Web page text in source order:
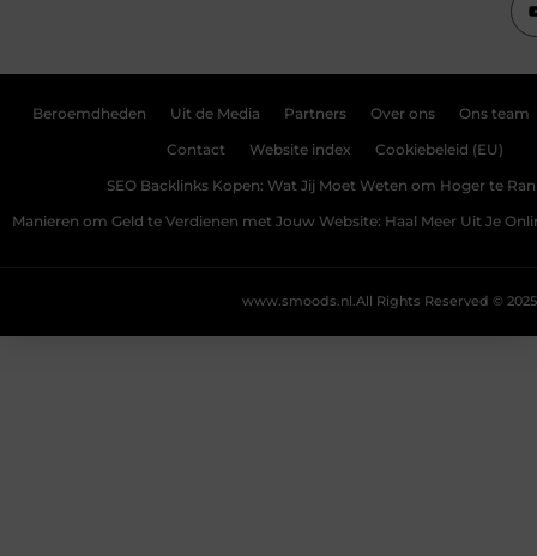
Beroemdheden Uit de Media Partners Over ons Ons team
Contact Website index Cookiebeleid (EU)
SEO Backlinks Kopen: Wat Jij Moet Weten om Hoger te
Manieren om Geld te Verdienen met Jouw Website: Haal Meer Uit Je
All Rights Reserved © 2025
www.smoods.nl.